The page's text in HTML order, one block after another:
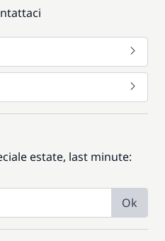
estate, last minute:
Ok